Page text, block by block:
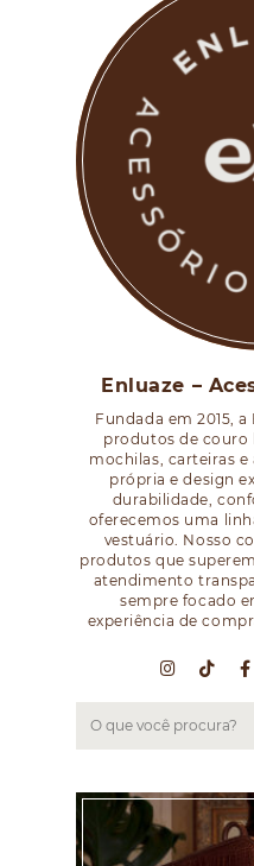
Enluaze –
Fundada em 2015,
produtos de couro
mochilas, carteiras e
própria e design
durabilidade,
oferecemos uma
vestuário. Nosso
produtos que
atendimento
sempre focado
experiência de